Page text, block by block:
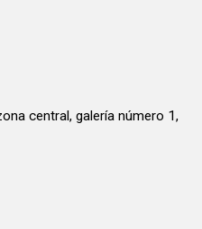
central, galería número 1,